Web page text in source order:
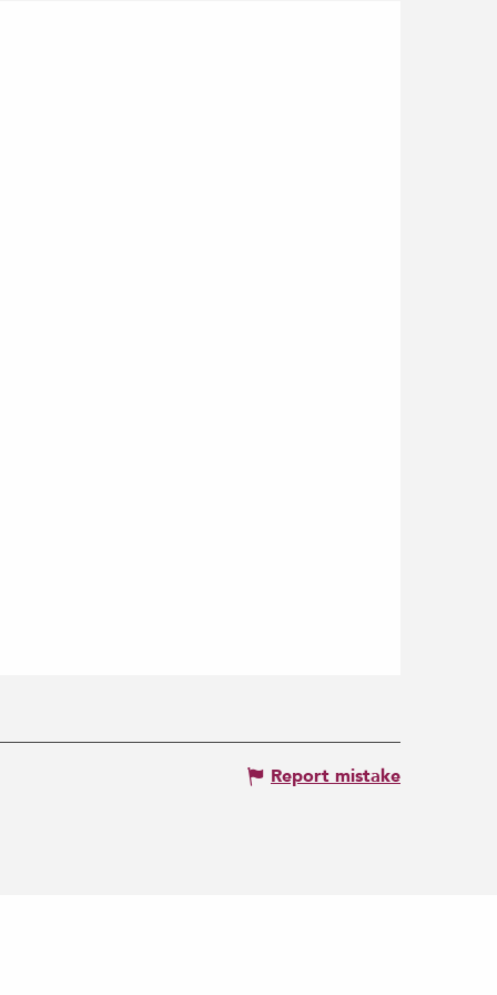
Report mistake